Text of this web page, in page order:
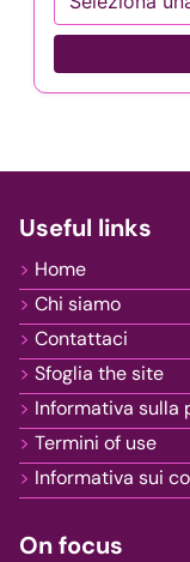
Useful links
Home
Chi siamo
Contattaci
Sfoglia the site
Informativa sulla
Termini of use
Informativa sui
On focus